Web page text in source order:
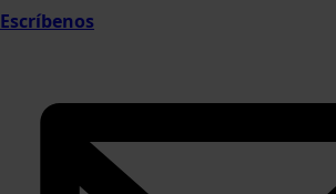
Escríbenos